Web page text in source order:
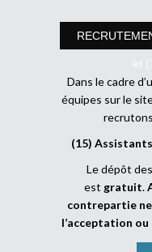
et
Dans le cadre
équipes sur le
(15)
Le dépôt
est gratuit.
contrepartie
l’acceptation